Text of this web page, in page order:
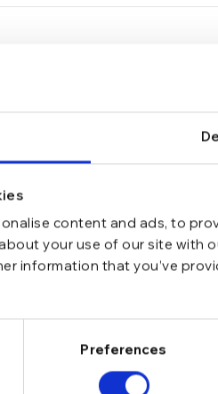
content and ads, to
your use of our site with
information that you’ve
Preferences